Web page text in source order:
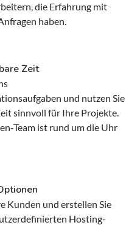
die Erfahrung mit
haben.
Zeit
und nutzen Sie
sinnvoll für Ihre Projekte.
Team ist rund um die Uhr
Kunden und erstellen Sie
Hosting-